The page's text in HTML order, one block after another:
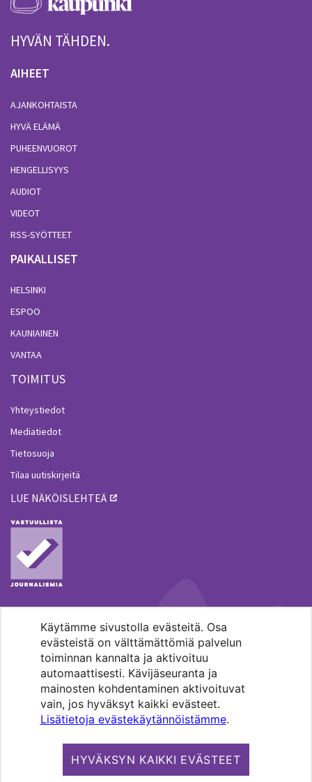
Käytämme sivustolla evästeitä. Osa
evästeistä on välttämättömiä palvelun
toiminnan kannalta ja aktivoituu
automaattisesti. Kävijäseuranta ja
mainosten kohdentaminen aktivoituvat
vain, jos hyväksyt kaikki evästeet.
Lisätietoja evästekäytännöistämme.
HYVÄKSYN KAIKKI EVÄSTEET
HYVÄN TÄHDEN.
AIHEET
AJANKOHTAISTA
HYVÄ ELÄMÄ
PUHEENVUOROT
HENGELLISYYS
AUDIOT
VIDEOT
RSS-SYÖTTEET
PAIKALLISET
HELSINKI
ESPOO
KAUNIAINEN
VANTAA
TOIMITUS
Yhteystiedot
Mediatiedot
Tietosuoja
Tilaa uutiskirjeitä
LUE NÄKÖISLEHTEÄ
MENOHAKU
Pääkaupunkiseudun evankelis-
luterilaisten seurakuntien media.
Copyright 2026. Kirkko ja kaupunki. All